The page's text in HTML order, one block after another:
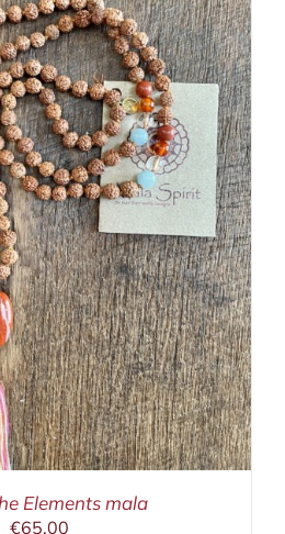
Elements mala
€65,00